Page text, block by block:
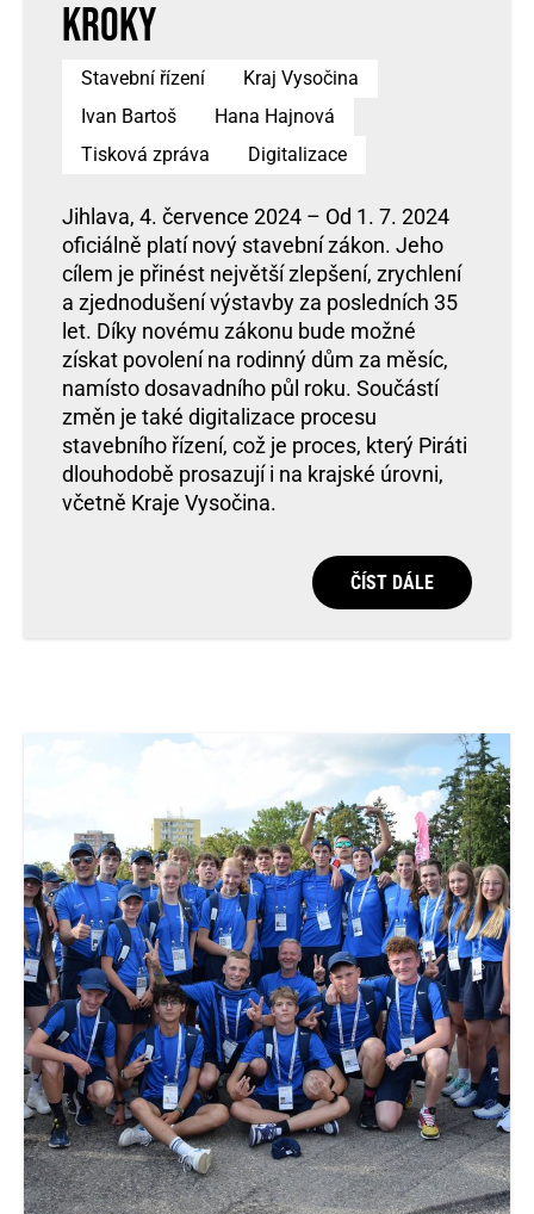
kroky
Stavební řízení
Kraj Vysočina
Ivan Bartoš
Hana Hajnová
Tisková zpráva
Digitalizace
Jihlava, 4. července 2024 – Od 1. 7. 2024
oficiálně platí nový stavební zákon. Jeho
cílem je přinést největší zlepšení, zrychlení
a zjednodušení výstavby za posledních 35
let. Díky novému zákonu bude možné
získat povolení na rodinný dům za měsíc,
namísto dosavadního půl roku. Součástí
změn je také digitalizace procesu
stavebního řízení, což je proces, který Piráti
dlouhodobě prosazují i na krajské úrovni,
včetně Kraje Vysočina.
ČÍST DÁLE